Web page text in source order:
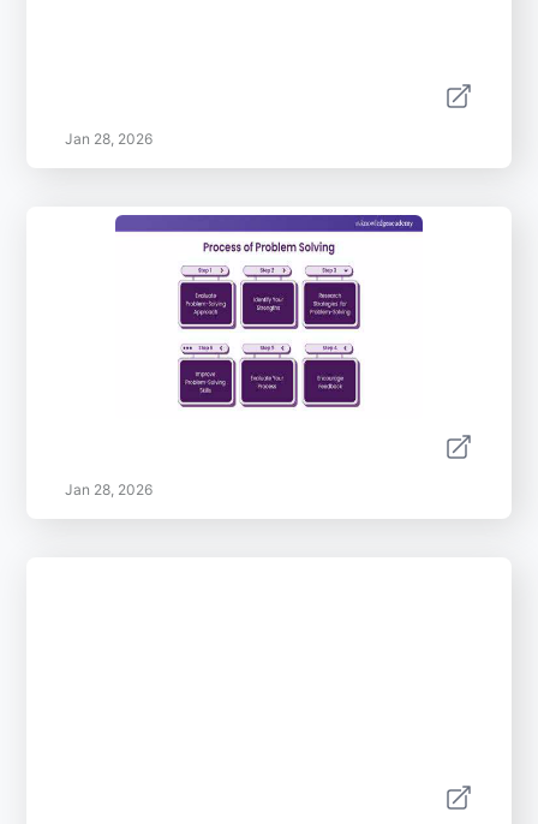
Jan 28, 2026
Jan 28, 2026